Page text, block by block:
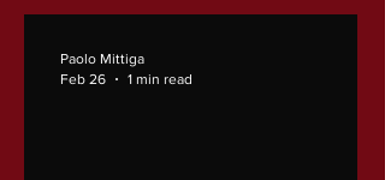
Paolo Mittiga
Feb 26
1 min read